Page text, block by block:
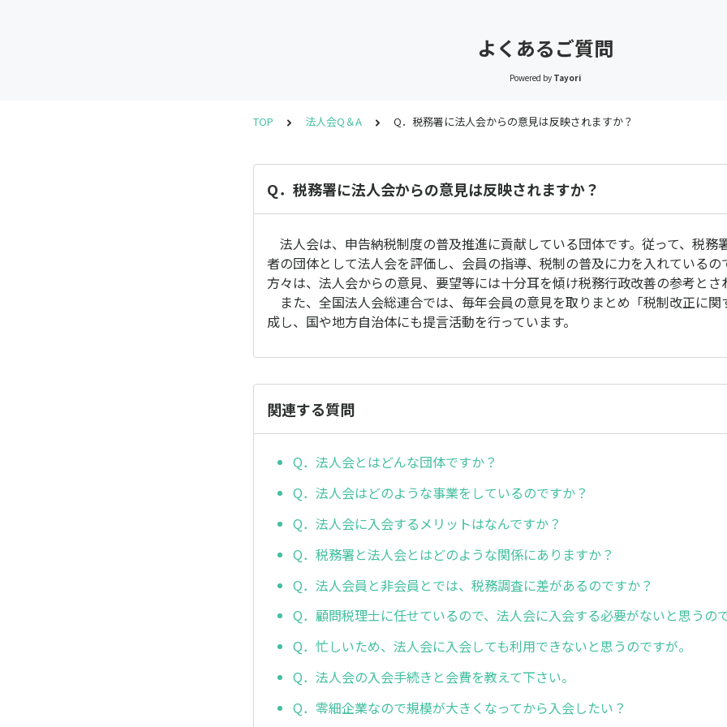
よくあるご質問
Powered by Tayori
TOP 法人会Q＆A Q．税務署に法人会からの意見は反映されますか？
Q．税務署に法人会からの意見は反映されますか？
法人会は、申告納税制度の普及推進に貢献している団体です。従って、税務
者の団体として法人会を評価し、会員の指導、税制の普及に力を入れているの
方々は、法人会からの意見、要望等には十分耳を傾け税務行政改善の参考とさ
また、全国法人会総連合では、毎年会員の意見を取りまとめ「税制改正に関
成し、国や地方自治体にも提言活動を行っています。
関連する質問
Q．法人会とはどんな団体ですか？
Q．法人会はどのような事業をしているのですか？
Q．法人会に入会するメリットはなんですか？
Q．税務署と法人会とはどのような関係にありますか？
Q．法人会員と非会員とでは、税務調査に差があるのですか？
Q．顧問税理士に任せているので、法人会に入会する必要がないと思うの
Q．忙しいため、法人会に入会しても利用できないと思うのですが。
Q．法人会の入会手続きと会費を教えて下さい。
Q．零細企業なので規模が大きくなってから入会したい？